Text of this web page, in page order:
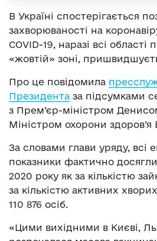
В Україні спостерігається
захворюваності на
COVID-19, наразі всі області
«жовтій» зоні,
Про це повідомила
Президента за підсумками
з Прем’єр-міністром
Міністром охорони
За словами глави уряду, всі
показники фактично
2020 року як за кількістю
за кількістю активних
110 876 осіб.
«Цими вихідними в Києві,